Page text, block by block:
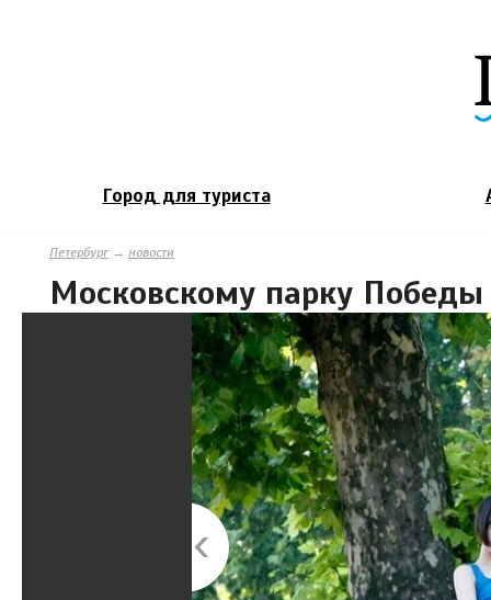
Город для туриста
Петербург→ новости
Московскому парку